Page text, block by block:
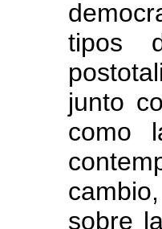
tipos
junto
como
sobre